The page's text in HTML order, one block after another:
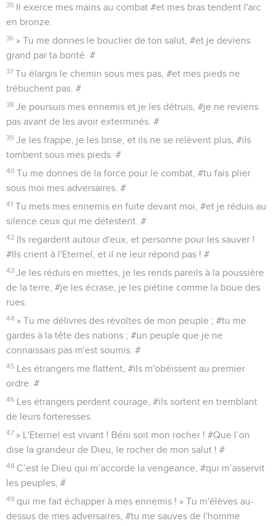
35 Il exerce mes mains au combat #et mes bras tendent l'arc
en bronze.
36 » Tu me donnes le bouclier de ton salut, #et je deviens
grand par ta bonté. #
37 Tu élargis le chemin sous mes pas, #et mes pieds ne
trébuchent pas. #
38 Je poursuis mes ennemis et je les détruis, #je ne reviens
pas avant de les avoir exterminés. #
39 Je les frappe, je les brise, et ils ne se relèvent plus, #ils
tombent sous mes pieds. #
40 Tu me donnes de la force pour le combat, #tu fais plier
sous moi mes adversaires. #
41 Tu mets mes ennemis en fuite devant moi, #et je réduis au
silence ceux qui me détestent. #
42 Ils regardent autour d'eux, et personne pour les sauver !
#Ils crient à l'Eternel, et il ne leur répond pas ! #
43 Je les réduis en miettes, je les rends pareils à la poussière
de la terre, #je les écrase, je les piétine comme la boue des
rues.
44 » Tu me délivres des révoltes de mon peuple ; #tu me
gardes à la tête des nations ; #un peuple que je ne
connaissais pas m'est soumis. #
45 Les étrangers me flattent, #ils m'obéissent au premier
ordre. #
46 Les étrangers perdent courage, #ils sortent en tremblant
de leurs forteresses.
47 » L'Eternel est vivant ! Béni soit mon rocher ! #Que l’on
dise la grandeur de Dieu, le rocher de mon salut ! #
48 C’est le Dieu qui m’accorde la vengeance, #qui m’asservit
les peuples, #
49 qui me fait échapper à mes ennemis ! » Tu m'élèves au-
dessus de mes adversaires, #tu me sauves de l'homme